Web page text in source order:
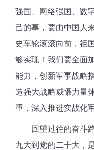
强国、网络强国、数
己的事，要由中国人
史车轮滚滚向前，祖
够实现！我们要全面
能力，创新军事战略
造强大战略威慑力量
重，深入推进实战化
回望过往的奋斗
九大到党的二十大，